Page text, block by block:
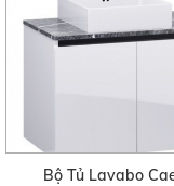
Bộ Tủ Lavabo